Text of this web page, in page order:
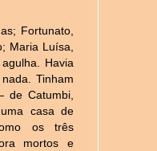
Fortunato,
Maria Luísa,
Havia
Tinham
de Catumbi,
casa de
os três
mortos e